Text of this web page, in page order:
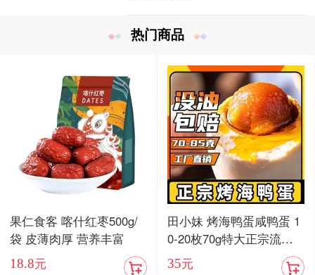
热门商品
果仁食客 喀什红枣500g/
袋 皮薄肉厚 营养丰富
18.8元
田小妹 烤海鸭蛋咸鸭蛋 1
0-20枚70g特大正宗流油
烤海鸭蛋广东红树林整箱
35元